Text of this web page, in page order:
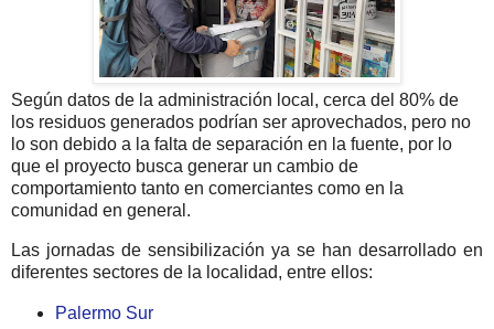
Según datos de la administración local, cerca del 80% de
los residuos generados podrían ser aprovechados, pero no
lo son debido a la falta de separación en la fuente, por lo
que el proyecto busca generar un cambio de
comportamiento tanto en comerciantes como en la
comunidad en general.
Las jornadas de sensibilización ya se han desarrollado en
diferentes sectores de la localidad, entre ellos:
Palermo Sur